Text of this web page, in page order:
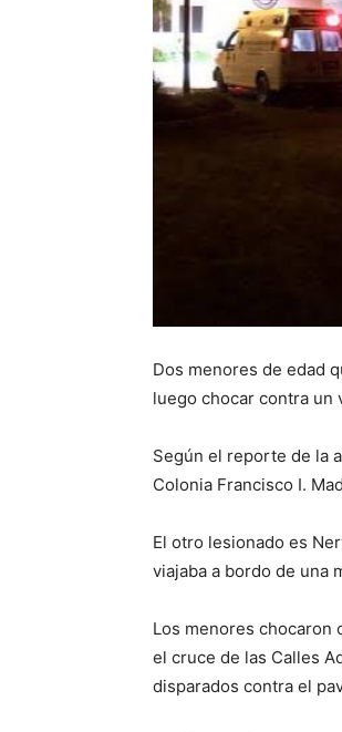
Dos menores de edad
luego chocar contra un
Según el reporte de la
Colonia Francisco I.
El otro lesionado es
viajaba a bordo de una
Los menores chocaron
el cruce de las Calles
disparados contra el